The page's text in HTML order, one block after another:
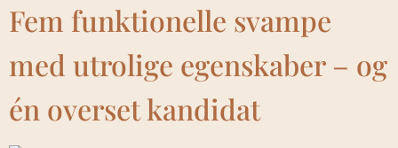
Fem funktionelle svampe
med utrolige egenskaber – og
én overset kandidat